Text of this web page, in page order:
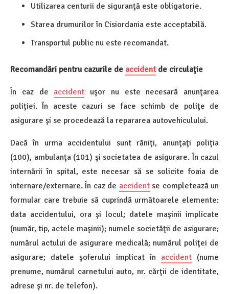
Utilizarea centurii de siguranţă este obligatorie.
Starea drumurilor în Cisiordania este acceptabilă.
Transportul public nu este recomandat.
Recomandări pentru cazurile de accidentde circulaţie
În caz de accident uşor nu este necesară anunţarea
poliţiei. În aceste cazuri se face schimb de poliţe de
asigurare şi se procedează la repararea autovehiculului.
Dacă în urma accidentului sunt răniţi, anunţaţi poliţia
(100), ambulanţa (101) şi societatea de asigurare. În cazul
internării în spital, este necesar să se solicite foaia de
internare/externare. În caz de accidentse completează un
formular care trebuie să cuprindă următoarele elemente:
data accidentului, ora şi locul; datele maşinii implicate
(număr, tip, actele maşinii); numele societăţii de asigurare;
numărul actului de asigurare medicală; numărul poliţei de
asigurare; datele şoferului implicat în accident(nume
prenume, numărul carnetului auto, nr. cărţii de identitate,
adrese şi nr. de telefon).